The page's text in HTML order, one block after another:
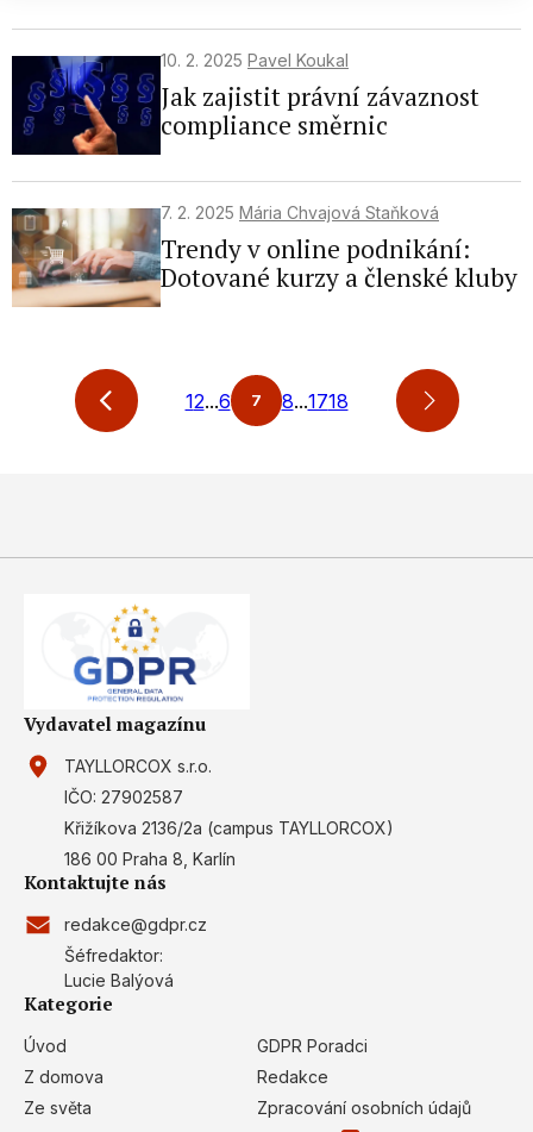
10. 2. 2025 Pavel Koukal
Jak zajistit právní závaznost
compliance směrnic
7. 2. 2025 Mária Chvajová Staňková
Trendy v online podnikání:
Dotované kurzy a členské kluby
12...6 7 8...1718
Vydavatel magazínu
TAYLLORCOX s.r.o.
IČO: 27902587
Křižíkova 2136/2a (campus TAYLLORCOX)
186 00 Praha 8, Karlín
Kontaktujte nás
redakce@gdpr.cz
Šéfredaktor:
Lucie Balýová
Kategorie
Úvod
Z domova
Ze světa
GDPR Poradci
Redakce
Zpracování osobních údajů
IAB processing purposes:
Store and/or access information on a
device
Use limited data to select advertising
Create profiles for personalised
advertising
Use profiles to select personalised
advertising
Use profiles to select personalised
content
or combinations of data from different
Develop and improve services
Use limited data to select content
IAB Special Features:
Use precise geolocation data
Identify devices based on information
actively requested
Non-IAB processing purposes:
Performance
Functional
Advertising